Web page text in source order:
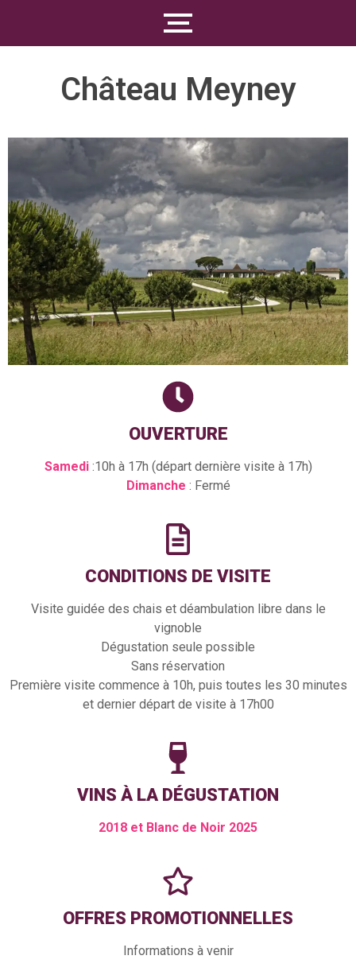
Château Meyney
OUVERTURE
Samedi:10h à 17h (départ dernière visite à 17h)
Dimanche : Fermé
CONDITIONS DE VISITE
Visite guidée des chais et déambulation libre dans le
vignoble
Dégustation seule possible
Sans réservation
Première visite commence à 10h, puis toutes les 30 minutes
et dernier départ de visite à 17h00
VINS À LA DÉGUSTATION
2018 et Blanc de Noir 2025
OFFRES PROMOTIONNELLES
Informations à venir